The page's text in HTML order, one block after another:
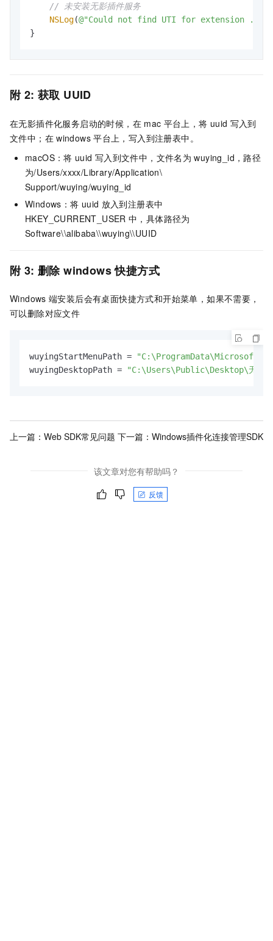
// 未安装无影插件服务
NSLog(@"Could not find UTI for extension .%@"
}
附 2: 获取 UUID
在无影插件化服务启动的时候，在 mac 平台上，将 uuid 写入到
文件中；在 windows 平台上，写入到注册表中。
macOS：将 uuid 写入到文件中，文件名为 wuying_id，路径
为/Users/xxxx/Library/Application\
Support/wuying/wuying_id
Windows：将 uuid 放入到注册表中
HKEY_CURRENT_USER 中，具体路径为
Software\\alibaba\\wuying\\UUID
附 3: 删除 windows 快捷方式
Windows 端安装后会有桌面快捷方式和开始菜单，如果不需要，
可以删除对应文件
wuyingStartMenuPath =
wuyingDesktopPath =
"C:\Users\Public\Desktop\无影
上一篇： Web SDK常见问题 下一篇： Windows插件化连接管理SDK
该文章对您有帮助吗？
反馈